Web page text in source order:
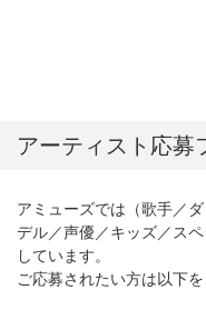
アーティスト応募
アミューズでは（歌手／
デル／声優／キッズ／ス
しています。
ご応募されたい方は以下を